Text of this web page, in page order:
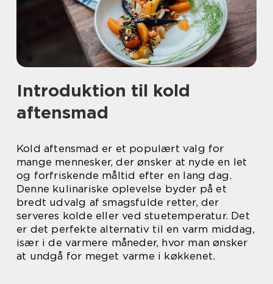
Introduktion til kold
aftensmad
Kold aftensmad er et populært valg for
mange mennesker, der ønsker at nyde en let
og forfriskende måltid efter en lang dag.
Denne kulinariske oplevelse byder på et
bredt udvalg af smagsfulde retter, der
serveres kolde eller ved stuetemperatur. Det
er det perfekte alternativ til en varm middag,
især i de varmere måneder, hvor man ønsker
at undgå for meget varme i køkkenet.